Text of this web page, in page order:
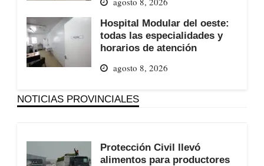
Hospital Modular del oeste:
todas las especialidades y
horarios de atención
agosto 8, 2026
NOTICIAS PROVINCIALES
Protección Civil llevó
alimentos para productores